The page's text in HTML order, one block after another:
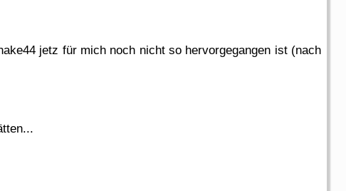
jetz für mich noch nicht so hervorgegangen ist (nach